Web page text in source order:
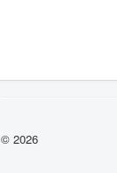
© 2026